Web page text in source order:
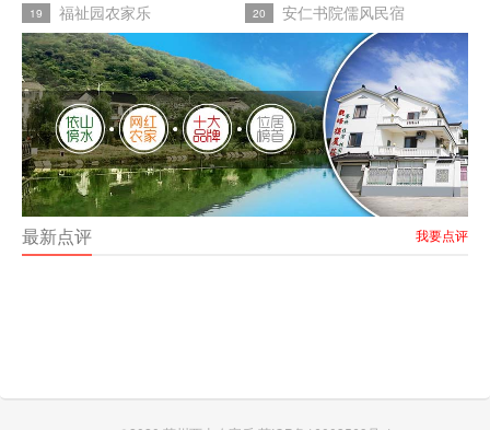
19 福祉园农家乐 20 安仁书院儒风民宿
最新点评 我要点评